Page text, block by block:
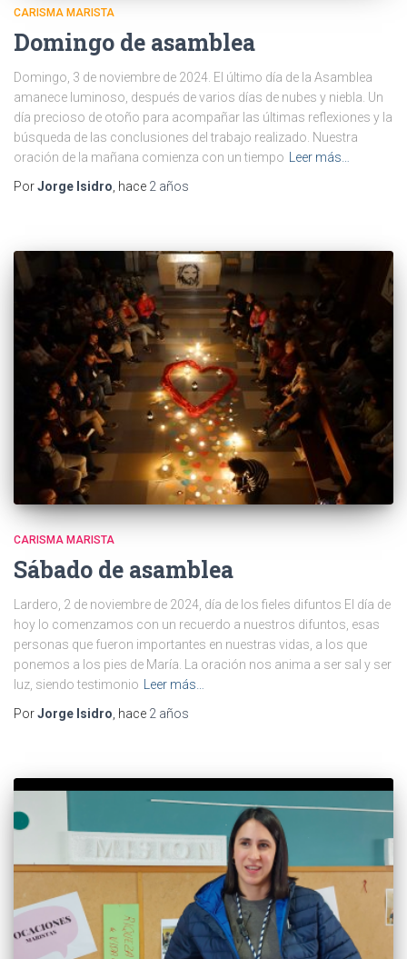
CARISMA MARISTA
Domingo de asamblea
Domingo, 3 de noviembre de 2024. El último día de la Asamblea
amanece luminoso, después de varios días de nubes y niebla. Un
día precioso de otoño para acompañar las últimas reflexiones y la
búsqueda de las conclusiones del trabajo realizado. Nuestra
oración de la mañana comienza con un tiempo
Leer más…
PorJorge Isidro , hace 2 años
CARISMA MARISTA
Sábado de asamblea
Lardero, 2 de noviembre de 2024, día de los fieles difuntos El día de
hoy lo comenzamos con un recuerdo a nuestros difuntos, esas
personas que fueron importantes en nuestras vidas, a los que
ponemos a los pies de María. La oración nos anima a ser sal y ser
luz, siendo testimonio
Leer más…
PorJorge Isidro , hace 2 años